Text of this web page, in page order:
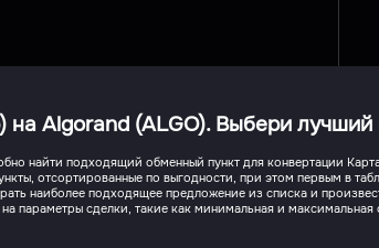
Algorand (ALGO). Выбери лучший
найти подходящий обменный пункт для конвертации
отсортированные по выгодности, при этом первым в
наиболее подходящее предложение из списка и
параметры сделки, такие как минимальная и максимальная